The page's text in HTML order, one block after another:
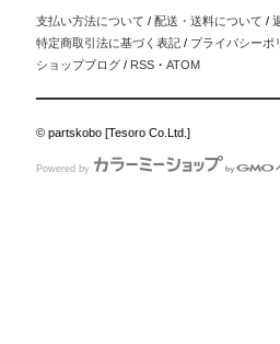
支払い方法について / 配送・送料について /
特定商取引法に基づく表記 / プライバシーポ
ショップブログ / RSS ・ATOM
© partskobo [Tesoro Co.Ltd.]
Powered by